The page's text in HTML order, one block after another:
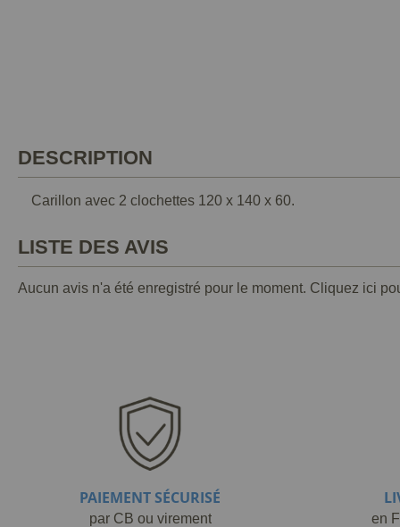
DESCRIPTION
Carillon avec 2 clochettes 120 x 140 x 60.
LISTE DES AVIS
Aucun avis n'a été enregistré pour le moment. Cliquez ici
PAIEMENT SÉCURISÉ
par CB ou virement en